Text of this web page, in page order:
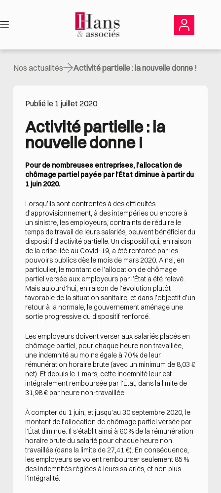
contenu
Nos actualités Activité partielle : la nouvelle donne !
Publié le 1 juillet 2020
Activité partielle : la
nouvelle donne !
Pour de nombreuses entreprises, l’allocation de
chômage partiel payée par l’État diminue à partir du
1 juin 2020.
Lorsqu’ils sont confrontés à des difficultés
d’approvisionnement, à des intempéries ou encore à
un sinistre, les employeurs, contraints de réduire le
temps de travail de leurs salariés, peuvent bénéficier du
dispositif d’activité partielle. Un dispositif qui, en raison
de la crise liée au Covid-19, a été renforcé par les
pouvoirs publics dès le mois de mars 2020. Ainsi, en
particulier, le montant de l’allocation de chômage
partiel versée aux employeurs par l’État a été relevé.
Mais aujourd’hui, en raison de l’évolution plutôt
favorable de la situation sanitaire, et dans l’objectif d’un
retour à la normale, le gouvernement aménage une
sortie progressive du dispositif renforcé.
Les employeurs doivent verser aux salariés placés en
chômage partiel, pour chaque heure non travaillée,
une indemnité au moins égale à 70 % de leur
rémunération horaire brute (avec un minimum de 8,03 €
net). Et depuis le 1 mars, cette indemnité leur est
intégralement remboursée par l’État, dans la limite de
31,98 € par heure non-travaillée.
À compter du 1 juin, et jusqu’au 30 septembre 2020, le
montant de l’allocation de chômage partiel versée par
l’État diminue. Il s’établit ainsi à 60 % de la rémunération
horaire brute du salarié pour chaque heure non
travaillée (dans la limite de 27,41 €). En conséquence,
les employeurs se voient rembourser seulement 85 %
des indemnités réglées à leurs salariés, et non plus
l’intégralité.